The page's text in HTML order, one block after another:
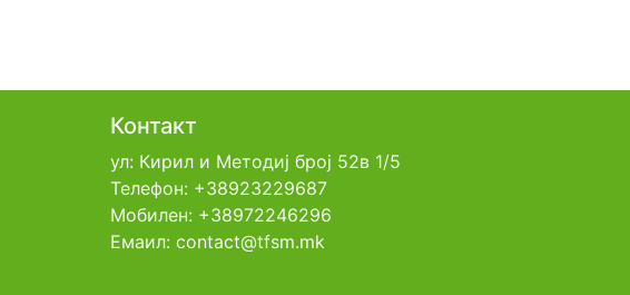
Контакт
ул: Кирил и Методиј број 52в 1/5
Телефон: +38923229687
Мобилен: +38972246296
Емаил: contact@tfsm.mk